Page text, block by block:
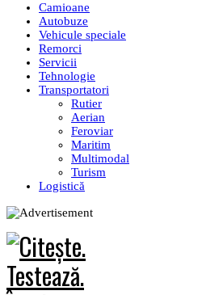
Camioane
Autobuze
Vehicule speciale
Remorci
Servicii
Tehnologie
Transportatori
Rutier
Aerian
Feroviar
Maritim
Multimodal
Turism
Logistică